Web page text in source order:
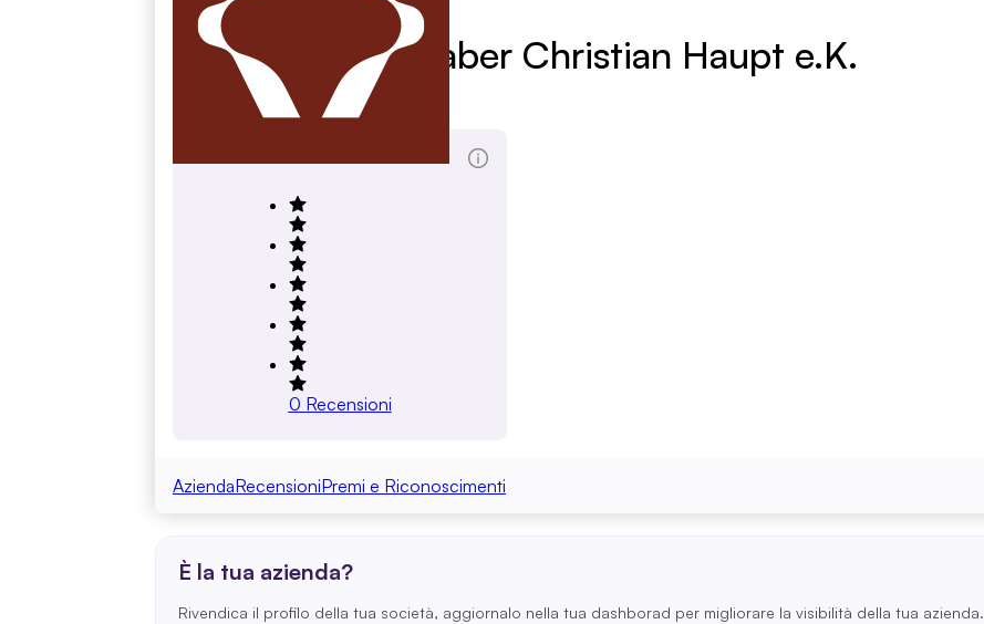
Gebr. Haupt Inhaber Christian Haupt e.K.
haupt-hh.de
0 Recensioni
AziendaRecensioniPremi e Riconoscimenti
È la tua azienda?
Rivendica il profilo della tua società, aggiornalo nella tua dashborad per migliorare la visibilità della tua azienda.